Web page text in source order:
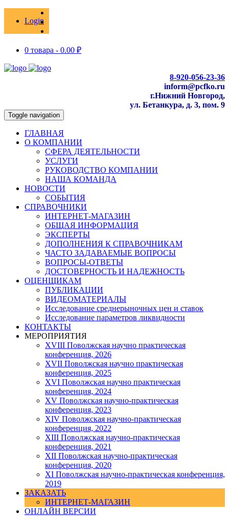
Login
0 товара - 0.00 ₽
8-920-056-23-36
inform@pcfko.ru
г.Нижний Новгород,
ул. Бетанкура, д. 3, пом. 9
Toggle navigation
ГЛАВНАЯ
О КОМПАНИИ
СФЕРА ДЕЯТЕЛЬНОСТИ
УСЛУГИ
РУКОВОДСТВО КОМПАНИИ
НАША КОМАНДА
НОВОСТИ
СОБЫТИЯ
СПРАВОЧНИКИ
ИНТЕРНЕТ-МАГАЗИН
ОБЩАЯ ИНФОРМАЦИЯ
ЭКСПЕРТЫ
ДОПОЛНЕНИЯ К СПРАВОЧНИКАМ
ЧАСТО ЗАДАВАЕМЫЕ ВОПРОСЫ
ВОПРОСЫ-ОТВЕТЫ
ДОСТОВЕРНОСТЬ И НАДЕЖНОСТЬ
ОЦЕНЩИКАМ
ПУБЛИКАЦИИ
ВИДЕОМАТЕРИАЛЫ
Исследование среднерыночных цен и ставок
Исследование параметров ликвидности
КОНТАКТЫ
МЕРОПРИЯТИЯ
XVIII Поволжская научно практическая
конференция, 2026
XVII Поволжская научно практическая
конференция, 2025
XVI Поволжская научно практическая
конференция, 2024
ХV Поволжская научно-практическая
конференция, 2023
ХIV Поволжская научно-практическая
конференция, 2022
ХIII Поволжская научно-практическая
конференция, 2021
ХII Поволжская научно-практическая
конференция, 2020
XI Поволжская научно-практическая конференция,
2019
ЗАКАЗАТЬ
ИНТЕРНЕТ-МАГАЗИН
ОНЛАЙН ВЕРСИИ